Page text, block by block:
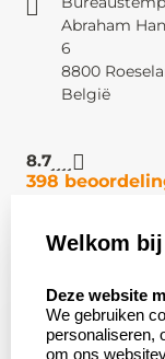
Abraham
6
8800
België
8.7
398
Contact
Veel gestelde
Welkom
Deze website
We gebruiken
personaliseren,
om ons